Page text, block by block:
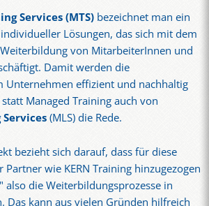
Services (MTS) bezeichnet man ein
Lösungen, das sich mit dem
von MitarbeiterInnen und
Damit werden die
Unternehmen effizient und nachhaltig
Managed Training auch von
(MLS) die Rede.
bezieht sich darauf, dass für diese
Partner wie KERN Training hinzugezogen
also die Weiterbildungsprozesse in
Das kann aus vielen Gründen hilfreich